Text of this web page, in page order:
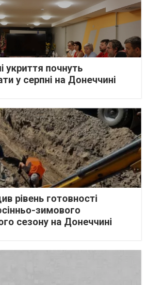
укриття почнуть
у серпні на Донеччині
рівень готовності
зимового
сезону на Донеччині